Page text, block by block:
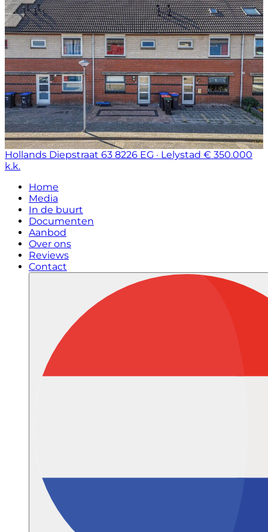
Hollands Diepstraat 63 8226 EG · Lelystad € 350.000
k.k.
Home
Media
In de buurt
Documenten
Aanbod
Over ons
Reviews
Contact